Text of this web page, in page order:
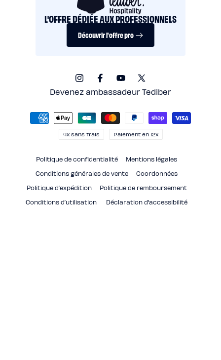
L'OFFRE DÉDIÉE AUX PROFESSIONNELS
Découvrir l'offre pro
InstagramFacebookYouTube
X
(Twitter)
Devenez ambassadeur Tediber
Moyens
paiement
4x sans frais Paiement en 12x
Politique de confidentialité
Mentions légales
Conditions générales de vente
Coordonnées
Politique d’expédition
Politique de remboursement
Conditions d’utilisation
Déclaration d'accessibilité